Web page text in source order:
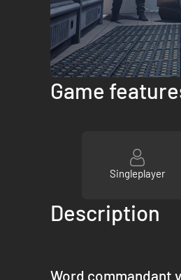
Game
Singleplayer
Description
Word commandant